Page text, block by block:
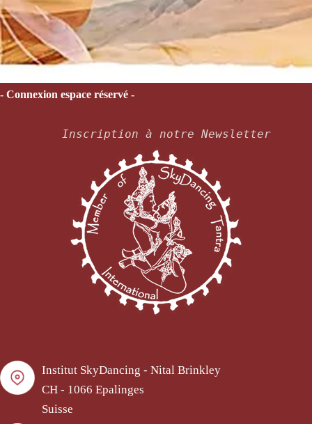
- Connexion espace réservé -
Inscription à notre Newsletter
Institut SkyDancing - Nital Brinkley
CH - 1066 Epalinges
Suisse